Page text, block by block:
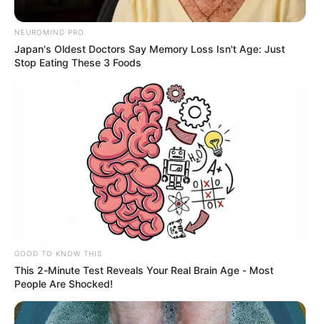
Por:Andrea Martínez Rodríguez
Mayo 22, 2021
NEUROMIND PRO
Japan's Oldest Doctors Say Memory Loss Isn't Age: Just
Stop Eating These 3 Foods
GOOD TO KNOW THIS
This 2-Minute Test Reveals Your Real Brain Age - Most
People Are Shocked!